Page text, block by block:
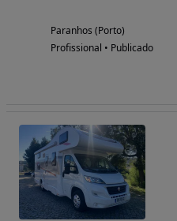
Paranhos (Porto)
Profissional • Publicado